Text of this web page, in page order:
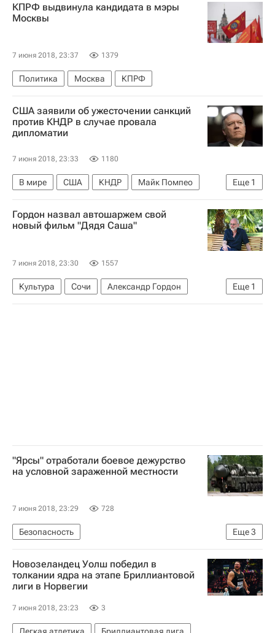
КПРФ выдвинула кандидата в мэры
Москвы
7 июня 2018, 23:37 1379
Политика Москва КПРФ
США заявили об ужесточении санкций
против КНДР в случае провала
дипломатии
7 июня 2018, 23:33 1180
Еще 1
В мире США КНДР
Майк Помпео
Саммит США и КНДР
Гордон назвал автошаржем свой
новый фильм "Дядя Саша"
7 июня 2018, 23:30 1557
Еще 1
Культура Сочи
Александр Гордон
Кинотавр
"Ярсы" отработали боевое дежурство
на условной зараженной местности
7 июня 2018, 23:29 728
Еще3
Безопасность
Министерство обороны РФ (Минобороны РФ)
PC-24 «Ярс» (ракета)
Россия
Новозеландец Уолш победил в
толкании ядра на этапе Бриллиантовой
лиги в Норвегии
7 июня 2018, 23:23 3